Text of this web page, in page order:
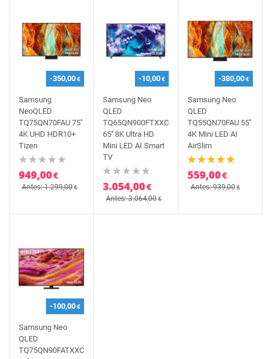
-350,00€
Samsung
NeoQLED
TQ75QN70FAU 75''
4K UHD HDR10+
Tizen
949,00€
Antes: 1.299,00€
-10,00€
Samsung Neo
QLED
TQ65QN900FTXXC
65'' 8K Ultra HD
Mini LED AI Smart
TV
3.054,00€
Antes: 3.064,00€
-380,00€
Samsung Neo
QLED
TQ55QN70FAU 55''
4K Mini LED AI
AirSlim
559,00€
Antes: 939,00€
-100,00€
Samsung Neo
QLED
TQ75QN90FATXXC